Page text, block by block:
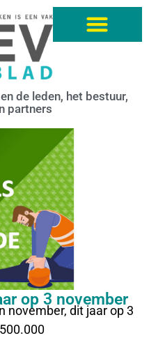
de leden, het bestuur,
partners
op 3 november
november, dit jaar op 3